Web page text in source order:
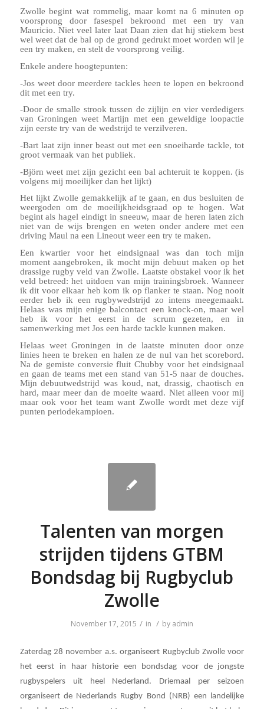
Zwolle begint wat rommelig, maar komt na 6 minuten op
voorsprong door fasespel bekroond met een try van
Mauricio. Niet veel later laat Daan zien dat hij stiekem best
wel weet dat de bal op de grond gedrukt moet worden wil je
een try maken, en stelt de voorsprong veilig.
Enkele andere hoogtepunten:
-Jos weet door meerdere tackles heen te lopen en bekroond
dit met een try.
-Door de smalle strook tussen de zijlijn en vier verdedigers
van Groningen weet Martijn met een geweldige loopactie
zijn eerste try van de wedstrijd te verzilveren.
-Bart laat zijn inner beast out met een snoeiharde tackle, tot
groot vermaak van het publiek.
-Björn weet met zijn gezicht een bal achteruit te koppen. (is
volgens mij moeilijker dan het lijkt)
Het lijkt Zwolle gemakkelijk af te gaan, en dus besluiten de
weergoden om de moeilijkheidsgraad op te hogen. Wat
begint als hagel eindigt in sneeuw, maar de heren laten zich
niet van de wijs brengen en weten onder andere met een
driving Maul na een Lineout weer een try te maken.
Een kwartier voor het eindsignaal was dan toch mijn
moment aangebroken, ik mocht mijn debuut maken op het
drassige rugby veld van Zwolle. Laatste obstakel voor ik het
veld betreed: het uitdoen van mijn trainingsbroek. Wanneer
ik dit voor elkaar heb kom ik op flanker te staan. Nog nooit
eerder heb ik een rugbywedstrijd zo intens meegemaakt.
Helaas was mijn enige balcontact een knock-on, maar wel
heb ik voor het eerst in de scrum gezeten, en in
samenwerking met Jos een harde tackle kunnen maken.
Helaas weet Groningen in de laatste minuten door onze
linies heen te breken en halen ze de nul van het scorebord.
Na de gemiste conversie fluit Chubby voor het eindsignaal
en gaan de teams met een stand van 51-5 naar de douches.
Mijn debuutwedstrijd was koud, nat, drassig, chaotisch en
hard, maar meer dan de moeite waard. Niet alleen voor mij
maar ook voor het team want Zwolle wordt met deze vijf
punten periodekampioen.
Talenten van morgen
strijden tijdens GTBM
Bondsdag bij Rugbyclub
Zwolle
November 17, 2015 / in / by admin
Zaterdag 28 november a.s. organiseert Rugbyclub Zwolle voor
het eerst in haar historie een bondsdag voor de jongste
rugbyspelers uit heel Nederland. Driemaal per seizoen
organiseert de Nederlands Rugby Bond (NRB) een landelijke